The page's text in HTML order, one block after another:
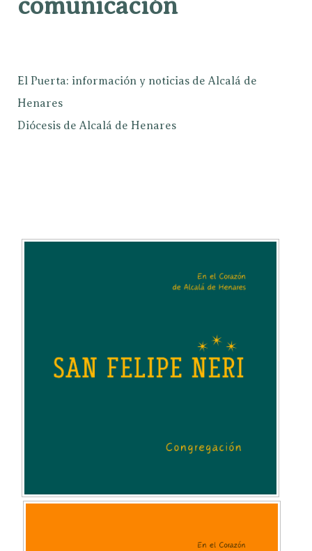
comunicación
El Puerta: información y noticias de Alcalá de
Henares
Diócesis de Alcalá de Henares